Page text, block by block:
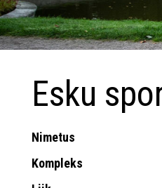
Esku
Nimetus
Kompleks